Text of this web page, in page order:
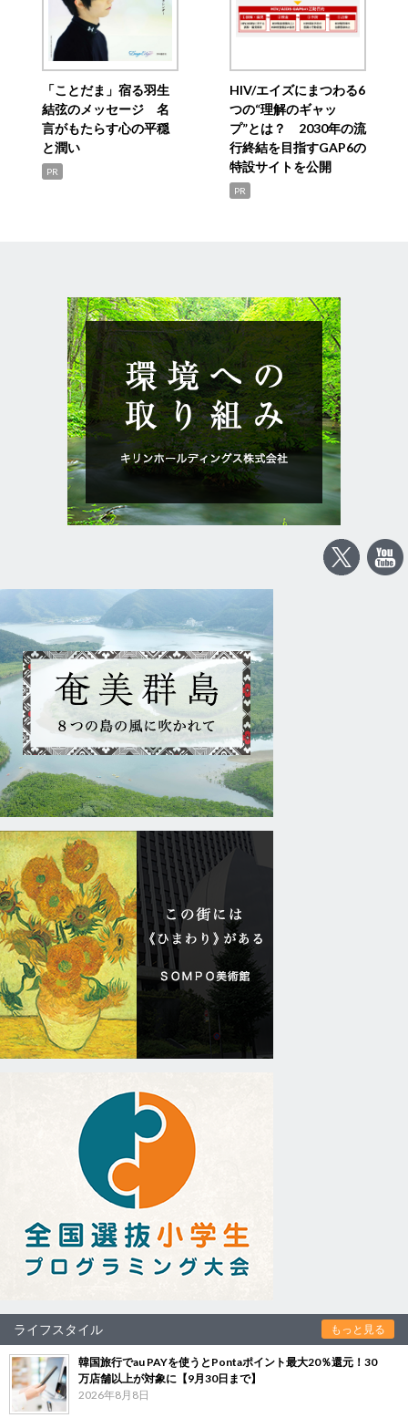
「ことだま」宿る羽生
結弦のメッセージ 名
言がもたらす心の平穏
と潤い
PR
HIV/エイズにまつわる6
つの“理解のギャッ
プ”とは？ 2030年の流
行終結を目指すGAP6の
特設サイトを公開
PR
ライフスタイル もっと見る
韓国旅行でau PAYを使うとPontaポイント最大20％還元！30
万店舗以上が対象に【9月30日まで】
2026年8月8日